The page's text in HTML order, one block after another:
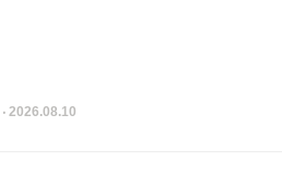
2026.08.10